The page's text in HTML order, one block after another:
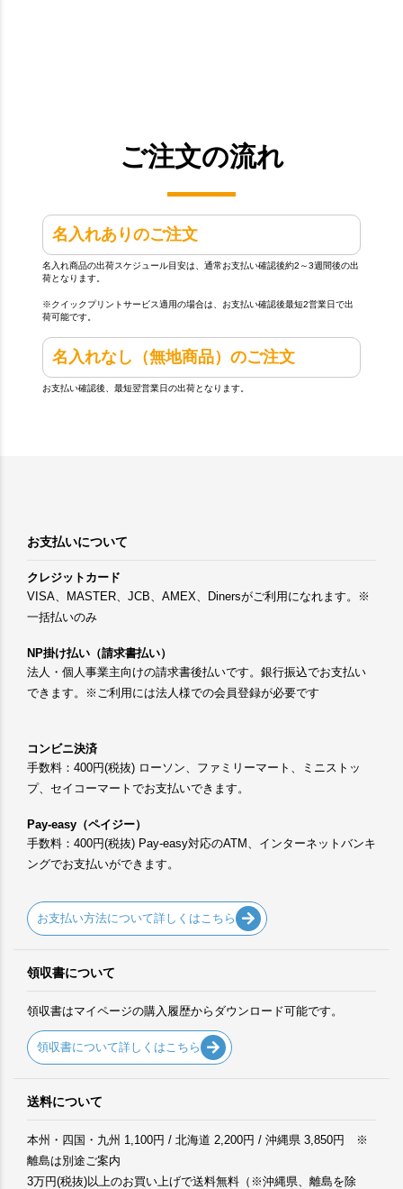
ご注文の流れ
名入れありのご注文
名入れ商品の出荷スケジュール目安は、通常お支払い確認後約2～3週間後の出
荷となります。
※クイックプリントサービス適用の場合は、お支払い確認後最短2営業日で出
荷可能です。
名入れなし（無地商品）のご注文
お支払い確認後、最短翌営業日の出荷となります。
お支払いについて
クレジットカード
VISA、MASTER、JCB、AMEX、Dinersがご利用になれます。※
一括払いのみ
NP掛け払い（請求書払い）
法人・個人事業主向けの請求書後払いです。銀行振込でお支払い
できます。※ご利用には法人様での会員登録が必要です
コンビニ決済
手数料：400円(税抜) ローソン、ファミリーマート、ミニストッ
プ、セイコーマートでお支払いできます。
Pay-easy（ペイジー）
手数料：400円(税抜) Pay-easy対応のATM、インターネットバンキ
ングでお支払いができます。
お支払い方法について詳しくはこちら
領収書について
領収書はマイページの購入履歴からダウンロード可能です。
領収書について詳しくはこちら
送料について
本州・四国・九州 1,100円 / 北海道 2,200円 / 沖縄県 3,850円 ※
離島は別途ご案内
3万円(税抜)以上のお買い上げで送料無料（※沖縄県、離島を除